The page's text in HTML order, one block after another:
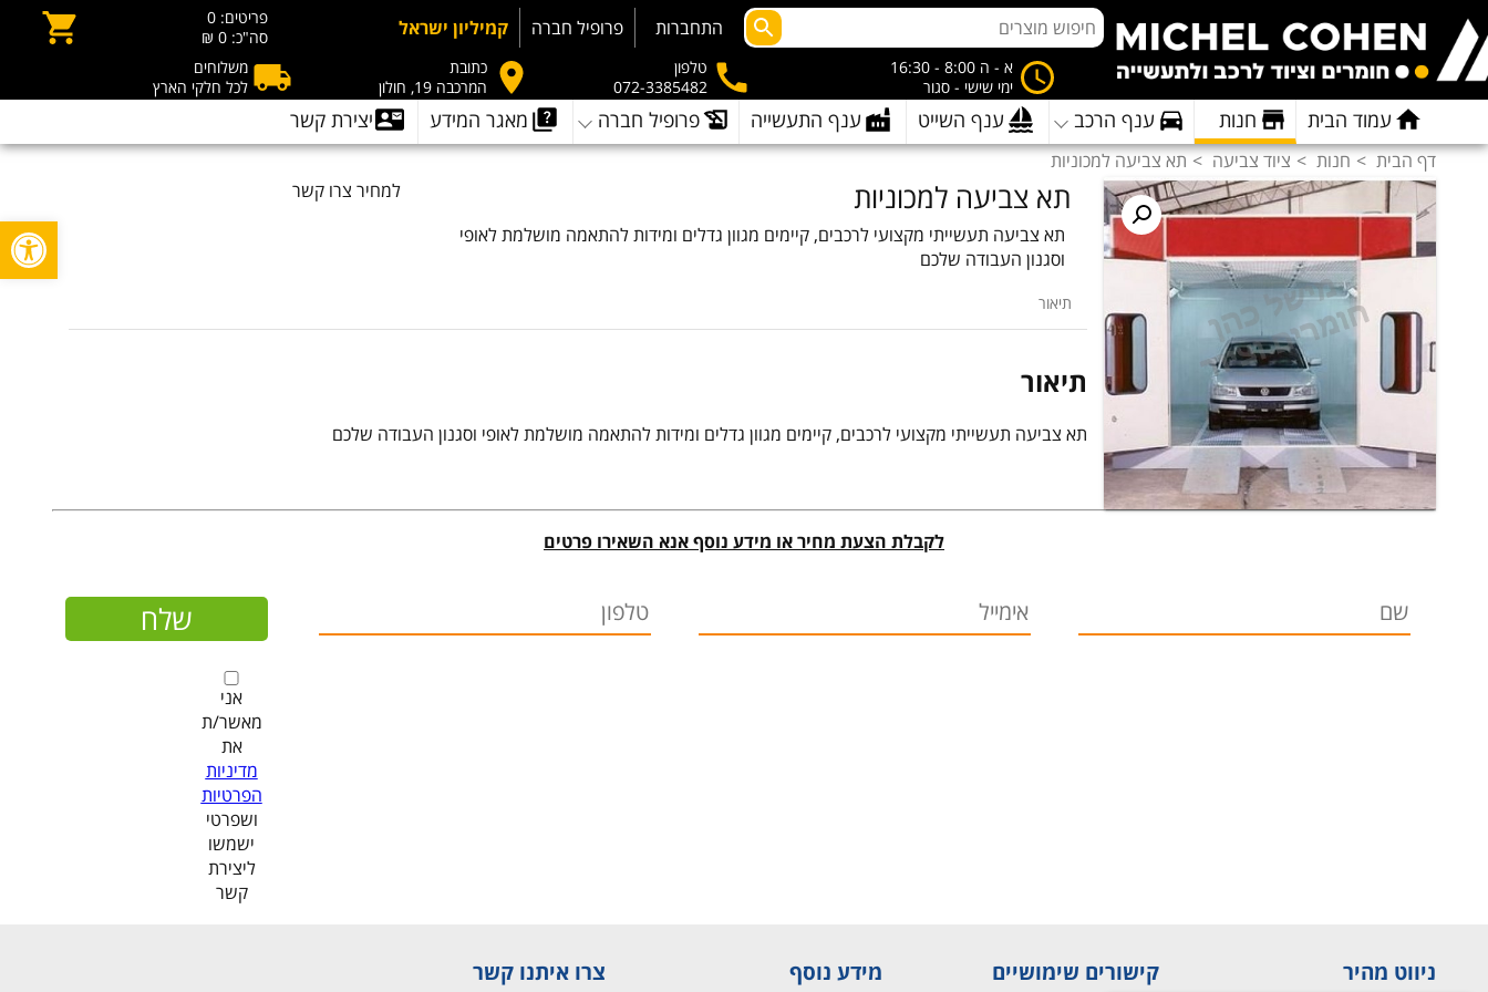
פתח
התחברות פרופיל חברה קמיליון ישראל פריטים: 0
סה"כ: 0 ₪
א - ה 8:00 - 16:30
ימי שישי - סגור
טלפון
072-3385482
כתובת
המרכבה 19, חולון
משלוחים
לכל חלקי הארץ
עמוד הבית חנות ענף הרכב ענף השייט ענף התעשייה פרופיל חברה מאגר המידע יצירת קשר
דף הבית חנות ציוד צביעה תא צביעה למכוניות
תא צביעה למכוניות
תא צביעה תעשייתי מקצועי לרכבים, קיימים מגוון גדלים ומידות להתאמה מושלמת לאופי
וסגנון העבודה שלכם
למחיר צרו קשר
תיאור
תיאור
תא צביעה תעשייתי מקצועי לרכבים, קיימים מגוון גדלים ומידות להתאמה מושלמת לאופי וסגנון העבודה שלכם
לקבלת הצעת מחיר או מידע נוסף אנא השאירו פרטים
אני
מאשר/ת
את
מדיניות
הפרטיות
ושפרטי
ישמשו
ליצירת
קשר
ניווט מהיר קישורים שימושיים מידע נוסף צרו איתנו קשר